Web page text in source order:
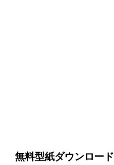
無料型紙ダウンロード